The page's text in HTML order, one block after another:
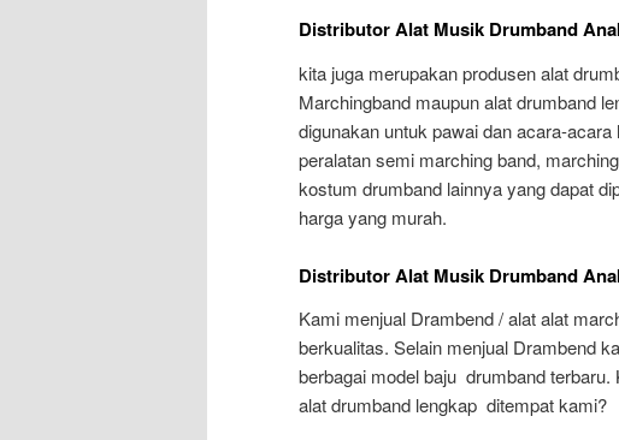
Distributor Alat Musik Drumband
kita juga merupakan produsen alat
Marchingband maupun alat drumband
digunakan untuk pawai dan acara-
peralatan semi marching band,
kostum drumband lainnya yang dapat
harga yang murah.
Distributor Alat Musik Drumband
Kami menjual Drambend / alat alat
berkualitas. Selain menjual Drambend
berbagai model baju drumband
alat drumband lengkap ditempat kami?